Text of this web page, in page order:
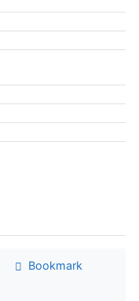
Bookmark